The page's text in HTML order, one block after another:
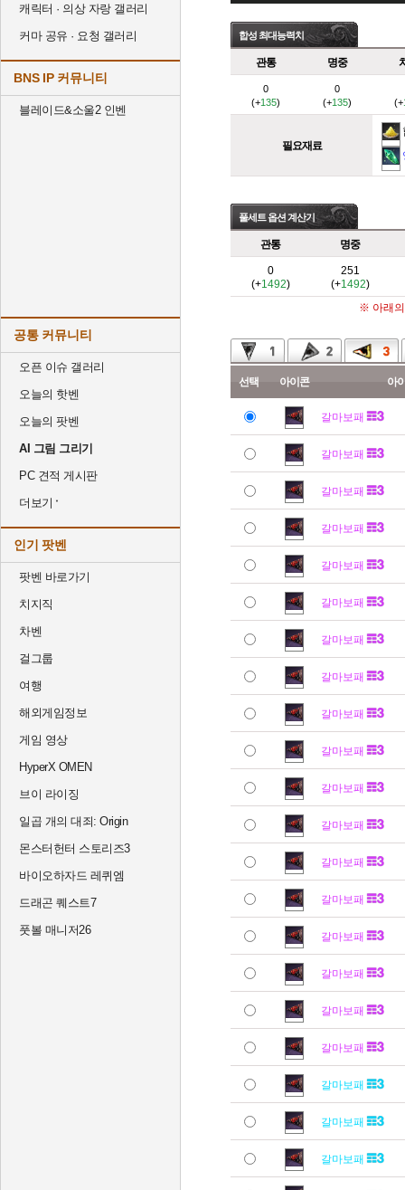
캐릭터 · 의상 자랑 갤러리
커마 공유 · 요청 갤러리
BNS IP 커뮤니티
블레이드&소울2 인벤
공통 커뮤니티
오픈 이슈 갤러리
오늘의 핫벤
오늘의 팟벤
AI 그림 그리기
PC 견적 게시판
더보기
인기 팟벤
팟벤 바로가기
치지직
차벤
걸그룹
여행
해외게임정보
게임 영상
HyperX OMEN
브이 라이징
일곱 개의 대죄: Origin
몬스터헌터 스토리즈3
바이오하자드 레퀴엠
드래곤 퀘스트7
풋볼 매니저26
합성 최대능력치
관통 명중
0
(+135)
0
(+135) (+
필요재료
풀세트 옵션 계산기
관통 명중
0
(+1492)
251
(+1492)
※ 아래의
선택 아이콘 아
갈마보패
갈마보패
갈마보패
갈마보패
갈마보패
갈마보패
갈마보패
갈마보패
갈마보패
갈마보패
갈마보패
갈마보패
갈마보패
갈마보패
갈마보패
갈마보패
갈마보패
갈마보패
갈마보패
갈마보패
갈마보패